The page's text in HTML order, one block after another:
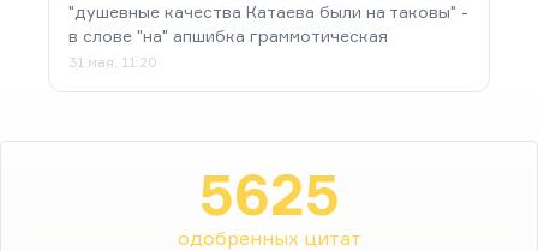
"душевные качества Катаева были на таковы" -
в слове "на" апшибка граммотическая
31 мая, 11:20
5625
одобренных цитат